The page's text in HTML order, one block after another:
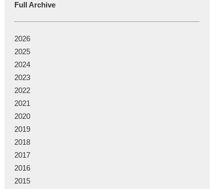
Full Archive
2026
2025
2024
2023
2022
2021
2020
2019
2018
2017
2016
2015